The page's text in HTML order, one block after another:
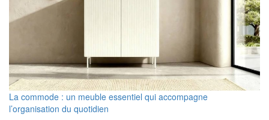
La commode : un meuble essentiel qui accompagne
l’organisation du quotidien